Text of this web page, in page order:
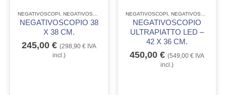
NEGATIVOSCOPI NEGATIVOSCOPI LINEA QUALITÒ GIMA
NEGATIVOSCOPIO 38
X 38 CM.
245,00 € (298,90 € IVA
incl.)
NEGATIVOSCOPI NEGATIVOSCOPI ULTRAPIATTI A LED
NEGATIVOSCOPIO
ULTRAPIATTO LED –
42 X 36 CM.
450,00 € (549,00 € IVA
incl.)